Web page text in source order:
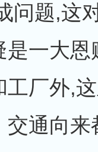
问题,这
是一大恩
工厂外,
交通向来